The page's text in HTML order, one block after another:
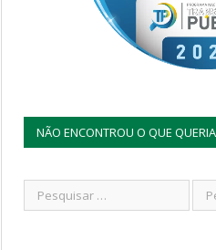
NÃO ENCONTROU O QUE